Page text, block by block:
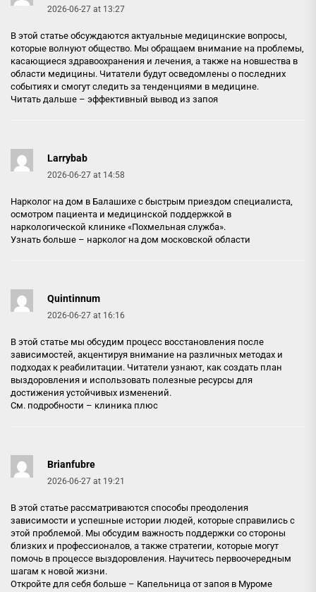
2026-06-27 at 13:27
В этой статье обсуждаются актуальные медицинские вопросы,
которые волнуют общество. Мы обращаем внимание на проблемы,
касающиеся здравоохранения и лечения, а также на новшества в
области медицины. Читатели будут осведомлены о последних
событиях и смогут следить за тенденциями в медицине.
Читать дальше – эффективный вывод из запоя
Larrybab
2026-06-27 at 14:58
Нарколог на дом в Балашихе с быстрым приездом специалиста,
осмотром пациента и медицинской поддержкой в
наркологической клинике «Похмельная служба».
Узнать больше – нарколог на дом московской области
Quintinnum
2026-06-27 at 16:16
В этой статье мы обсудим процесс восстановления после
зависимостей, акцентируя внимание на различных методах и
подходах к реабилитации. Читатели узнают, как создать план
выздоровления и использовать полезные ресурсы для
достижения устойчивых изменений.
См. подробности – клиника плюс
Brianfubre
2026-06-27 at 19:21
В этой статье рассматриваются способы преодоления
зависимости и успешные истории людей, которые справились с
этой проблемой. Мы обсудим важность поддержки со стороны
близких и профессионалов, а также стратегии, которые могут
помочь в процессе выздоровления. Научитесь первоочередным
шагам к новой жизни.
Откройте для себя больше – Капельница от запоя в Муроме